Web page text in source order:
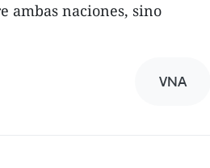
ambas naciones, sino
VNA